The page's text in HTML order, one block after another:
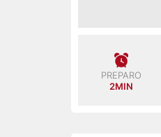
PREPARO
2MIN